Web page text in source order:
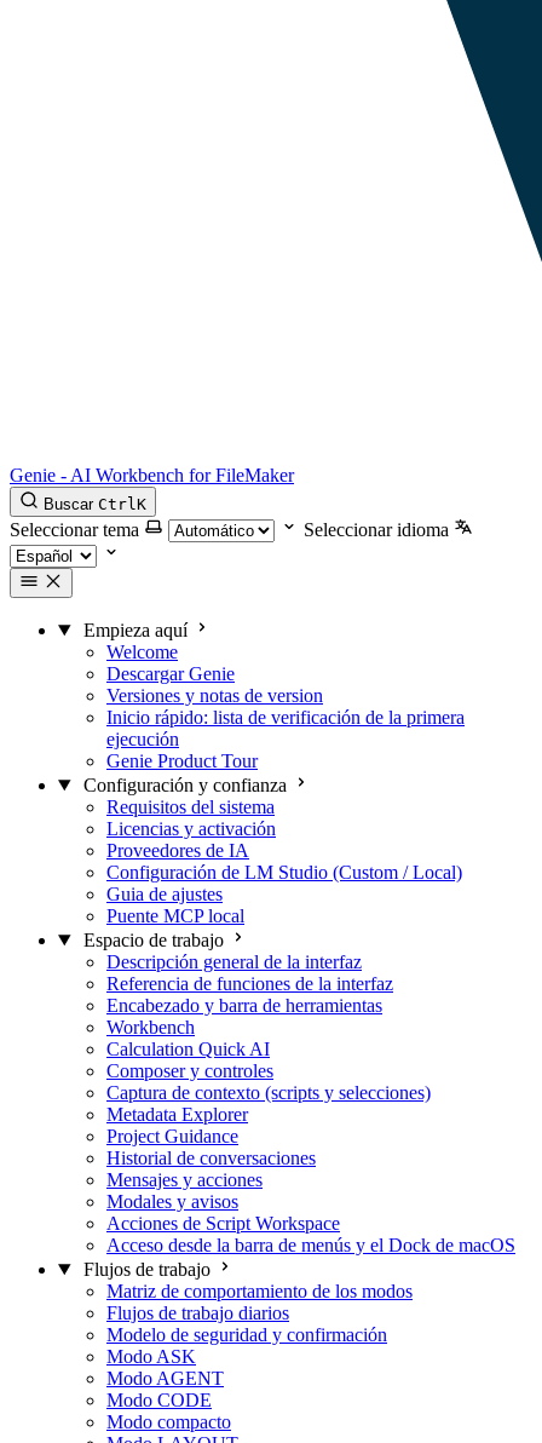
Genie - AI Workbench for FileMaker
Buscar CtrlK
Seleccionar tema Seleccionar idioma
Empieza aquí
Welcome
Descargar Genie
Versiones y notas de version
Inicio rápido: lista de verificación de la primera
ejecución
Genie Product Tour
Configuración y confianza
Requisitos del sistema
Licencias y activación
Proveedores de IA
Configuración de LM Studio (Custom / Local)
Guia de ajustes
Puente MCP local
Espacio de trabajo
Descripción general de la interfaz
Referencia de funciones de la interfaz
Encabezado y barra de herramientas
Workbench
Calculation Quick AI
Composer y controles
Captura de contexto (scripts y selecciones)
Metadata Explorer
Project Guidance
Historial de conversaciones
Mensajes y acciones
Modales y avisos
Acciones de Script Workspace
Acceso desde la barra de menús y el Dock de macOS
Flujos de trabajo
Matriz de comportamiento de los modos
Flujos de trabajo diarios
Modelo de seguridad y confirmación
Modo ASK
Modo AGENT
Modo CODE
Modo compacto